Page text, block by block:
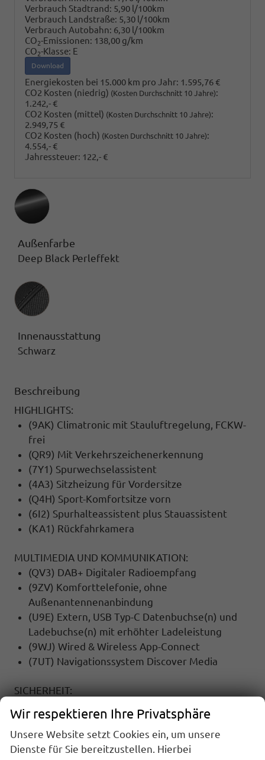
Verbrauch Stadtrand: 5,90 l/100km
Verbrauch Landstraße: 5,30 l/100km
Verbrauch Autobahn: 6,30 l/100km
CO2-Emissionen: 138,00 g/km
CO2-Klasse: E
Download
Energiekosten bei 15.000 km pro Jahr: 1.595,76 €
CO2 Kosten (niedrig) (Kosten Durchschnitt 10 Jahre):
1.242,- €
CO2 Kosten (mittel) (Kosten Durchschnitt 10 Jahre):
2.949,75 €
CO2 Kosten (hoch) (Kosten Durchschnitt 10 Jahre):
4.554,- €
Jahressteuer: 122,- €
Außenfarbe
Deep Black Perleffekt
Innenausstattung
Innenausstattung
Schwarz
Beschreibung
HIGHLIGHTS:
(9AK) Climatronic mit Stauluftregelung, FCKW-
frei
(QR9) Mit Verkehrszeichenerkennung
(7Y1) Spurwechselassistent
(4A3) Sitzheizung für Vordersitze
(Q4H) Sport-Komfortsitze vorn
(6I2) Spurhalteassistent plus Stauassistent
(KA1) Rückfahrkamera
MULTIMEDIA UND KOMMUNIKATION:
(QV3) DAB+ Digitaler Radioempfang
(9ZV) Komforttelefonie, ohne
Außenantennenanbindung
(U9E) Extern, USB Typ-C Datenbuchse(n) und
Ladebuchse(n) mit erhöhter Ladeleistung
(9WJ) Wired & Wireless App-Connect
(7UT) Navigationssystem Discover Media
SICHERHEIT:
(8T8) Automatische Distanzregelung (mit
follow to stop) und Speed-Limiter
(UG1) Berganfahrassistent
Wir respektieren Ihre Privatsphäre
Unsere Website setzt Cookies ein, um unsere
Dienste für Sie bereitzustellen. Hierbei